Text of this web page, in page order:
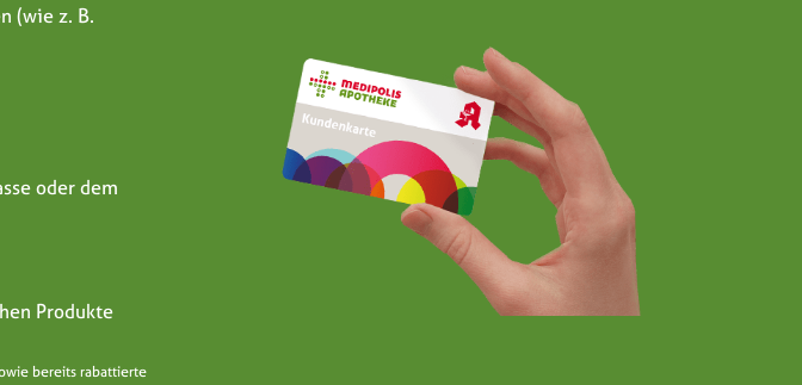
(wie z. B.
oder dem
Produkte
bereits rabattierte